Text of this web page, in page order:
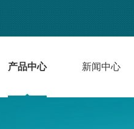
产品中心 新闻中心